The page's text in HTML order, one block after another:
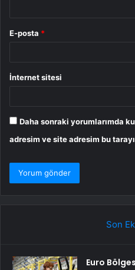
E-posta *
İnternet sitesi
Daha sonraki yorumlarımda
adresim ve site adresim bu
Son
Euro